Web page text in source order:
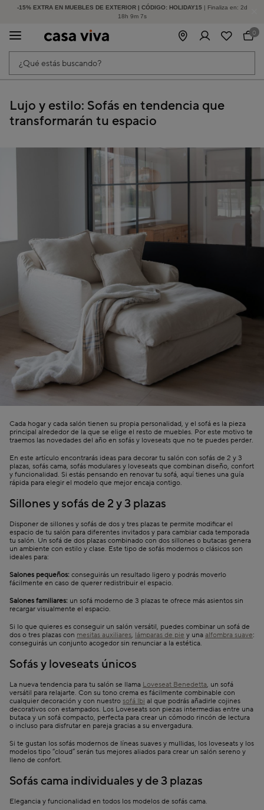
-15% EXTRA EN MUEBLES DE EXTERIOR | CÓDIGO: HOLIDAY15 | Finaliza en: 2d
18h 9m 7s
HASTA -60% DE DESCUENTO | SEGUNDAS REBAJAS
¿Qué estás buscando?
0
Lujo y estilo: Sofás en tendencia que
transformarán tu espacio
Cada hogar y cada salón tienen su propia personalidad, y el sofá es la pieza
principal alrededor de la que se elige el resto de muebles. Por este motivo te
traemos las novedades del año en sofás y loveseats que no te puedes perder.
En este artículo encontrarás ideas para decorar tu salón con sofás de 2 y 3
plazas, sofás cama, sofás modulares y loveseats que combinan diseño, confort
y funcionalidad. Si estás pensando en renovar tu sofá, aquí tienes una guía
rápida para elegir el modelo que mejor encaja contigo.
Sillones y sofás de 2 y 3 plazas
Disponer de sillones y sofás de dos y tres plazas te permite modificar el
espacio de tu salón para diferentes invitados y para cambiar cada temporada
tu salón. Un sofá de dos plazas combinado con dos sillones o butacas genera
un ambiente con estilo y clase. Este tipo de sofás modernos o clásicos son
ideales para:
Salones pequeños: conseguirás un resultado ligero y podrás moverlo
fácilmente en caso de querer redistribuir el espacio.
Salones familiares: un sofá moderno de 3 plazas te ofrece más asientos sin
recargar visualmente el espacio.
Si lo que quieres es conseguir un salón versátil, puedes combinar un sofá de
dos o tres plazas con mesitas auxiliares, lámparas de pie y una alfombra suave:
conseguirás un conjunto acogedor sin renunciar a la estética.
Sofás y loveseats únicos
La nueva tendencia para tu salón se llama Loveseat Benedetta, un sofá
versátil para relajarte. Con su tono crema es fácilmente combinable con
cualquier decoración y con nuestro sofá Ibi al que podrás añadirle cojines
decorativos con estampados. Los Loveseats son piezas intermedias entre una
butaca y un sofá compacto, perfecta para crear un cómodo rincón de lectura
o incluso para disfrutar en pareja gracias a su envergadura.
Si te gustan los sofás modernos de líneas suaves y mullidas, los loveseats y los
modelos tipo “cloud” serán tus mejores aliados para crear un salón sereno y
lleno de confort.
Sofás cama individuales y de 3 plazas
Elegancia y funcionalidad en todos los modelos de sofás cama.